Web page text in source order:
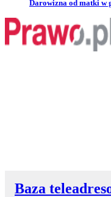
Przejdź do artykułu:
Darowizna od matki w
Baza